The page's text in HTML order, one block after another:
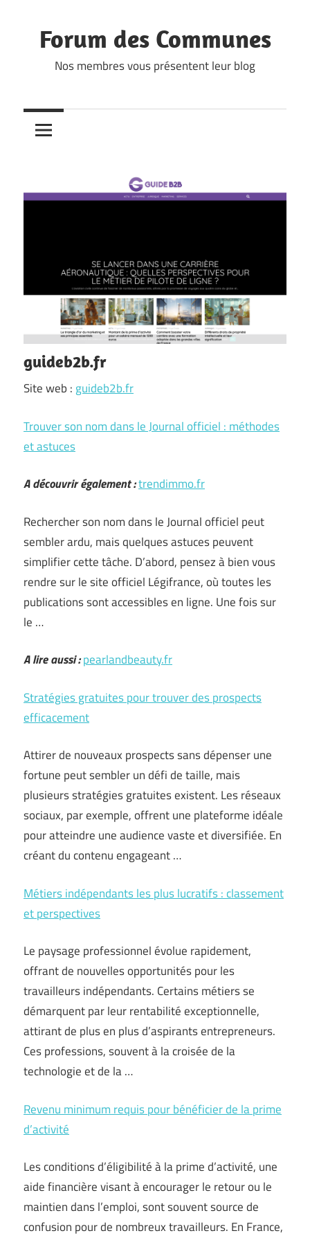
content
Forum des Communes
Nos membres vous présentent leur blog
guideb2b.fr
Site web : guideb2b.fr
Trouver son nom dans le Journal officiel : méthodes
et astuces
A découvrir également :trendimmo.fr
Rechercher son nom dans le Journal officiel peut
sembler ardu, mais quelques astuces peuvent
simplifier cette tâche. D’abord, pensez à bien vous
rendre sur le site officiel Légifrance, où toutes les
publications sont accessibles en ligne. Une fois sur
le …
A lire aussi :pearlandbeauty.fr
Stratégies gratuites pour trouver des prospects
efficacement
Attirer de nouveaux prospects sans dépenser une
fortune peut sembler un défi de taille, mais
plusieurs stratégies gratuites existent. Les réseaux
sociaux, par exemple, offrent une plateforme idéale
pour atteindre une audience vaste et diversifiée. En
créant du contenu engageant …
Métiers indépendants les plus lucratifs : classement
et perspectives
Le paysage professionnel évolue rapidement,
offrant de nouvelles opportunités pour les
travailleurs indépendants. Certains métiers se
démarquent par leur rentabilité exceptionnelle,
attirant de plus en plus d’aspirants entrepreneurs.
Ces professions, souvent à la croisée de la
technologie et de la …
Revenu minimum requis pour bénéficier de la prime
d’activité
Les conditions d’éligibilité à la prime d’activité, une
aide financière visant à encourager le retour ou le
maintien dans l’emploi, sont souvent source de
confusion pour de nombreux travailleurs. En France,